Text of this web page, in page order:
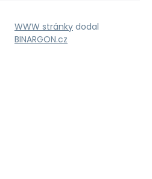
WWW stránky dodal
BINARGON.cz